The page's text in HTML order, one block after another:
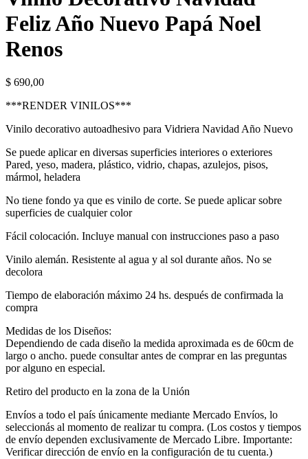
Feliz Año Nuevo Papá Noel
Renos
$ 690,00
***RENDER VINILOS***
Vinilo decorativo autoadhesivo para Vidriera Navidad Año Nuevo
Se puede aplicar en diversas superficies interiores o exteriores
Pared, yeso, madera, plástico, vidrio, chapas, azulejos, pisos,
mármol, heladera
No tiene fondo ya que es vinilo de corte. Se puede aplicar sobre
superficies de cualquier color
Fácil colocación. Incluye manual con instrucciones paso a paso
Vinilo alemán. Resistente al agua y al sol durante años. No se
decolora
Tiempo de elaboración máximo 24 hs. después de confirmada la
compra
Medidas de los Diseños:
Dependiendo de cada diseño la medida aproximada es de 60cm de
largo o ancho. puede consultar antes de comprar en las preguntas
por alguno en especial.
Retiro del producto en la zona de la Unión
Envíos a todo el país únicamente mediante Mercado Envíos, lo
seleccionás al momento de realizar tu compra. (Los costos y tiempos
de envío dependen exclusivamente de Mercado Libre. Importante:
Verificar dirección de envío en la configuración de tu cuenta.)